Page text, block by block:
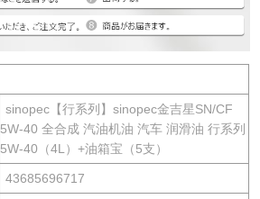
sinopec【行系列】sinopec金吉星SN/CF
5W-40 全合成 汽油机油 汽车 润滑油 行系列
5W-40（4L）+油箱宝（5支）
43685696717